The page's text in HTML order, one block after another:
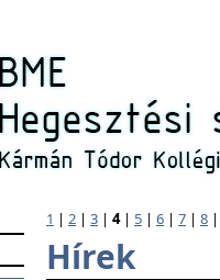
1 | 2 | 3 | 4| 5 | 6 | 7 | 8
Hírek